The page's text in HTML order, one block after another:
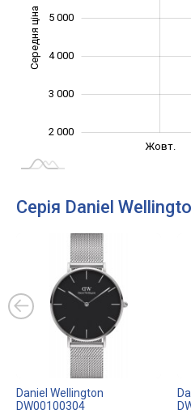
Середня ціна
2 000
3 000
4 000
5 000
Жовт.
Серія Daniel
Daniel Wellington
DW00100304